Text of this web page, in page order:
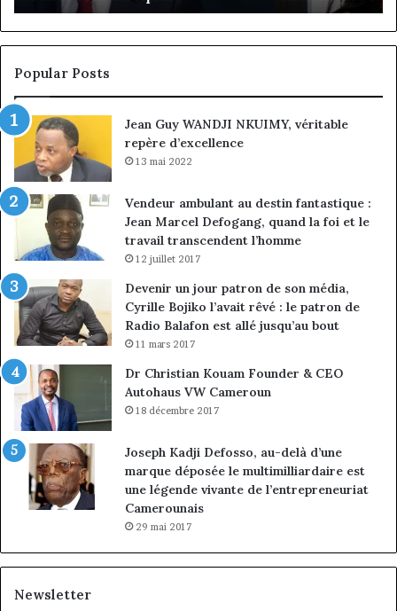
client
à
la
conquête
marché
des
entreprises
Popular Posts
Jean Guy WANDJI NKUIMY, véritable
repère d’excellence
13 mai 2022
Vendeur ambulant au destin fantastique :
Jean Marcel Defogang, quand la foi et le
travail transcendent l’homme
12 juillet 2017
Devenir un jour patron de son média,
Cyrille Bojiko l’avait rêvé : le patron de
Radio Balafon est allé jusqu’au bout
11 mars 2017
Dr Christian Kouam Founder & CEO
Autohaus VW Cameroun
18 décembre 2017
Joseph Kadji Defosso, au-delà d’une
marque déposée le multimilliardaire est
une légende vivante de l’entrepreneuriat
Camerounais
29 mai 2017
Newsletter